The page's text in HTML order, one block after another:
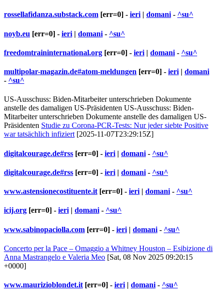
rossellafidanza.substack.com [err=0] - ieri | domani - ^su^
noyb.eu [err=0] - ieri | domani - ^su^
freedomtraininternational.org [err=0] - ieri | domani - ^su^
multipolar-magazin.de#atom-meldungen [err=0] - ieri | domani
- ^su^
US-Ausschuss: Biden-Mitarbeiter unterschrieben Dokumente
anstelle des damaligen US-Präsidenten US-Ausschuss: Biden-
Mitarbeiter unterschrieben Dokumente anstelle des damaligen US-
Präsidenten Studie zu Corona-PCR-Tests: Nur jeder siebte Positive
war tatsächlich infiziert [2025-11-07T23:29:15Z]
digitalcourage.de#rss [err=0] - ieri | domani - ^su^
digitalcourage.de#rss [err=0] - ieri | domani - ^su^
www.astensionecostituente.it [err=0] - ieri | domani - ^su^
icij.org [err=0] - ieri | domani - ^su^
www.sabinopaciolla.com [err=0] - ieri | domani - ^su^
Concerto per la Pace – Omaggio a Whitney Houston – Esibizione di
Anna Mastrangelo e Valeria Meo [Sat, 08 Nov 2025 09:20:15
+0000]
www.maurizioblondet.it [err=0] - ieri | domani - ^su^